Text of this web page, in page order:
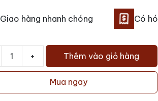
Giao hàng nhanh chóng Có
+ Thêm vào giỏ hàng
Mua ngay